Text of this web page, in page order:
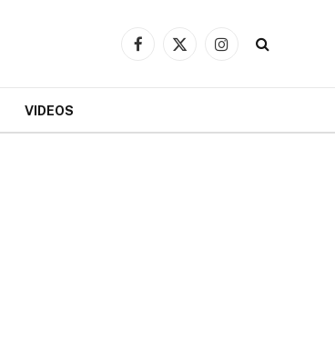
Facebook
X
Instagram
VIDEOS